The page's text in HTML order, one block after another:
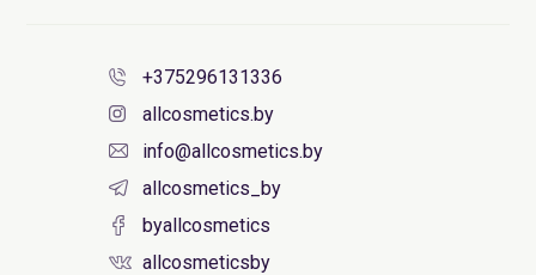
+375296131336
allcosmetics.by
info@allcosmetics.by
allcosmetics_by
byallcosmetics
allcosmeticsby